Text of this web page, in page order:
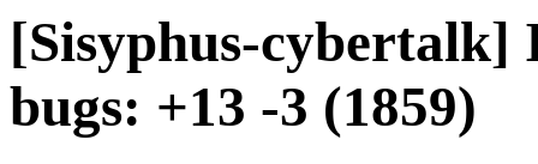
[Sisyphus-cybertalk]
bugs: +13 -3 (1859)